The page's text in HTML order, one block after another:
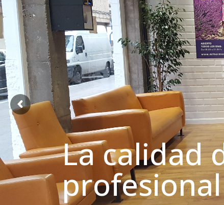
La calidad